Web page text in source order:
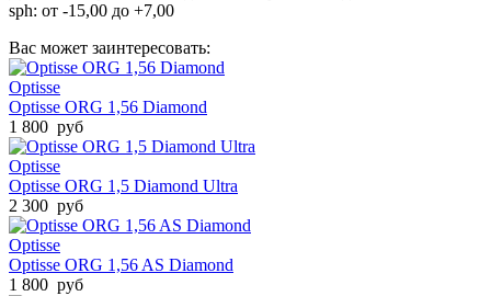
sph: от -15,00 до +7,00
Вас может заинтересовать:
Optisse
Optisse ORG 1,56 Diamond
1 800 руб
Optisse
Optisse ORG 1,5 Diamond Ultra
2 300 руб
Optisse
Optisse ORG 1,56 AS Diamond
1 800 руб